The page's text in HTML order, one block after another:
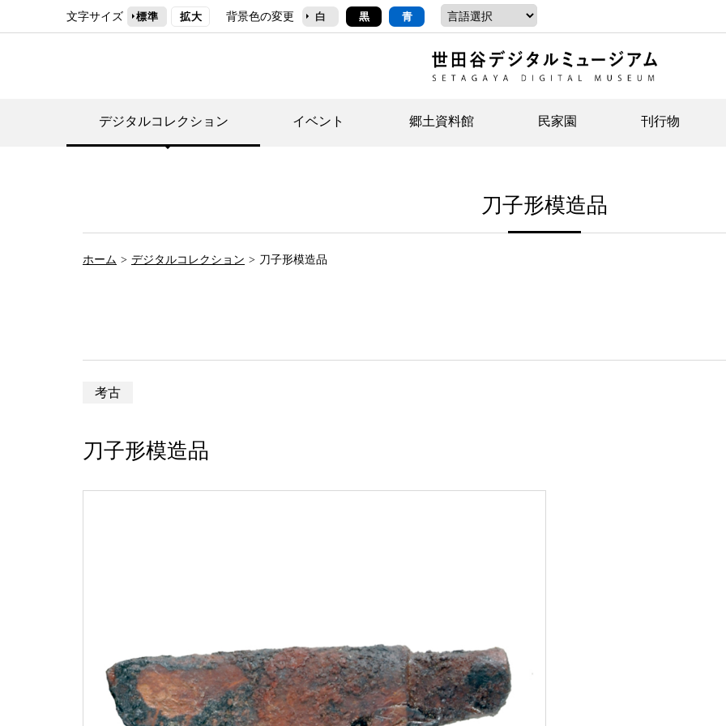
文字サイズ 標準 拡大 背景色の変更 白 黒 青
デジタルコレクション イベント 郷土資料館
イベント
常設展案内
民家園
イベント
団体利用について（社会科見学など）
刊行物
ジュニア講座
刀子形模造品
ホーム デジタルコレクション 刀子形模造品
考古
刀子形模造品